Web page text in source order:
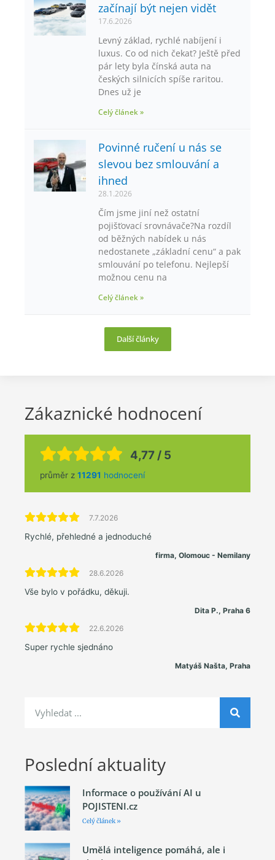
začínají být nejen vidět
17.6.2026
Levný základ, rychlé nabíjení i
luxus. Co od nich čekat? Ještě před
pár lety byla čínská auta na
českých silnicích spíše raritou.
Dnes už je
Celý článek »
Povinné ručení u nás se
slevou bez smlouvání a
ihned
28.1.2026
Čím jsme jiní než ostatní
pojišťovací srovnávače?Na rozdíl
od běžných nabídek u nás
nedostanete „základní cenu“ a pak
smlouvání po telefonu. Nejlepší
možnou cenu na
Celý článek »
Další články
Zákaznické hodnocení
4,77 / 5
průměr z 11291 hodnocení
7.7.2026
Rychlé, přehledné a jednoduché
firma, Olomouc - Nemilany
28.6.2026
Vše bylo v pořádku, děkuji.
Dita P., Praha 6
22.6.2026
Super rychle sjednáno
Matyáš Našta, Praha
Poslední aktuality
Informace o používání AI u
POJISTENI.cz
Celý článek »
Umělá inteligence pomáhá, ale i